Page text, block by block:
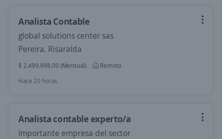
Analista Contable
global solutions center sas
Pereira, Risaralda
$ 2.499.998,00 (Mensual)
Remoto
Hace 20 horas
Analista contable experto/a
Importante empresa del sector